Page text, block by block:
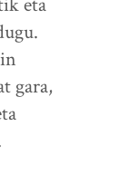
gara,